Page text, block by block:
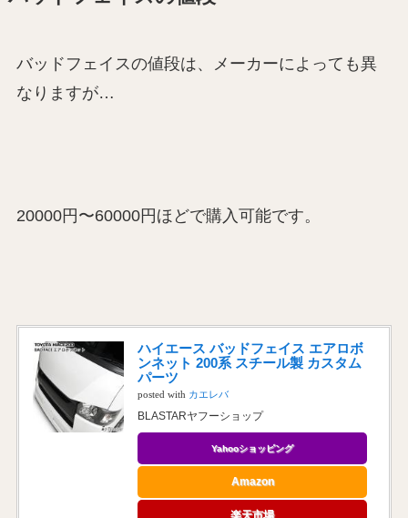
バッドフェイスの値段は、メーカーによっても異
なりますが…
20000円〜60000円ほどで購入可能です。
ハイエース バッドフェイス エアロボ
ンネット 200系 スチール製 カスタム
パーツ
posted with カエレバ
BLASTARヤフーショップ
Yahooショッピング
Amazon
楽天市場